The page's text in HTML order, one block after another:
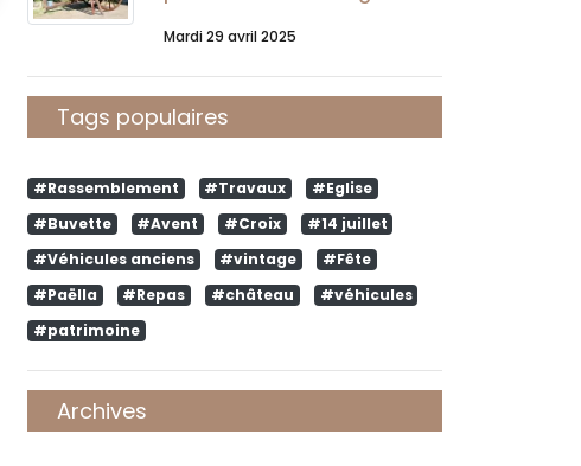
Mardi 29 avril 2025
Tags populaires
#Rassemblement #Travaux
#Eglise
#Buvette
#Avent #Croix
#14 juillet
#Véhicules anciens
#vintage
#Fête
#Paëlla
#Repas #château
#véhicules
#patrimoine
Archives